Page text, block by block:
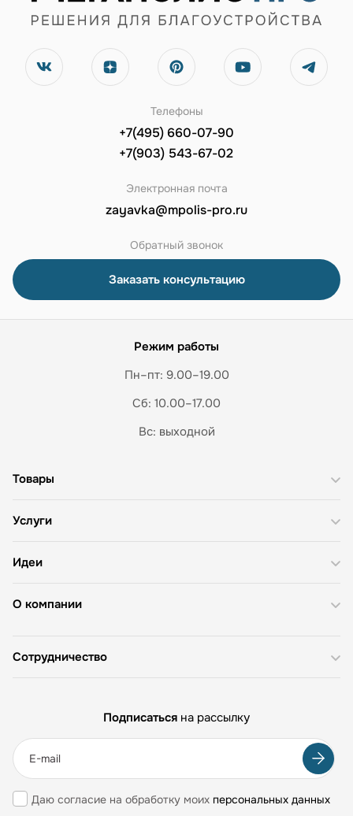
Телефоны
+7(495) 660-07-90
+7(903) 543-67-02
Электронная почта
zayavka@mpolis-pro.ru
Обратный звонок
Заказать консультацию
Режим работы
Пн–пт: 9.00–19.00
Сб: 10.00–17.00
Вс: выходной
О компании
Товары
Услуги
Идеи
Сотрудничество
Подписаться на рассылку
Даю согласие на обработку моих персональных данных